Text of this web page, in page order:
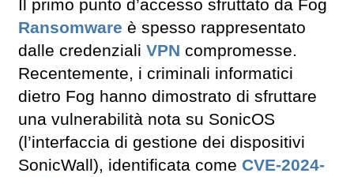
Il primo punto d’accesso sfruttato da Fog
Ransomware è spesso rappresentato
dalle credenziali VPN compromesse.
Recentemente, i criminali informatici
dietro Fog hanno dimostrato di sfruttare
una vulnerabilità nota su SonicOS
(l’interfaccia di gestione dei dispositivi
SonicWall), identificata come CVE-2024-